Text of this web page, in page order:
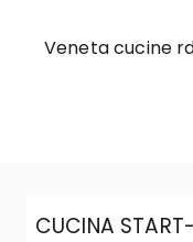
Veneta cucine
CUCINA